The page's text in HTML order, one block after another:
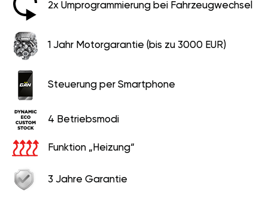
2x Umprogrammierung bei Fahrzeugwechsel
1 Jahr Motorgarantie (bis zu 3000 EUR)
Steuerung per Smartphone
4 Betriebsmodi
Funktion „Heizung“
3 Jahre Garantie